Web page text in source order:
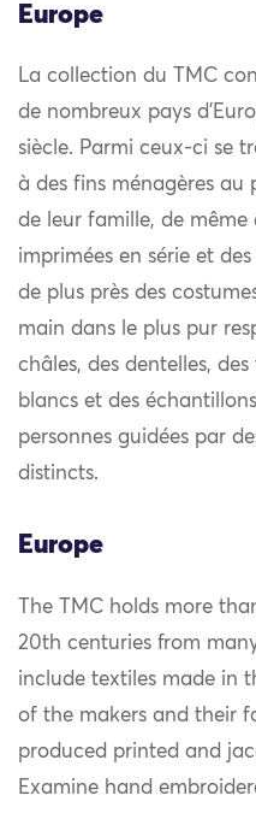
Europe
La collection du TMC
de nombreux pays
siècle. Parmi ceux-ci se
à des fins ménagères au
de leur famille, de même
imprimées en série et
de plus près des
main dans le plus pur
châles, des dentelles,
blancs et des
personnes guidées par
distincts.
Europe
The TMC holds more
20th centuries from
include textiles made in
of the makers and their
produced printed and
Examine hand